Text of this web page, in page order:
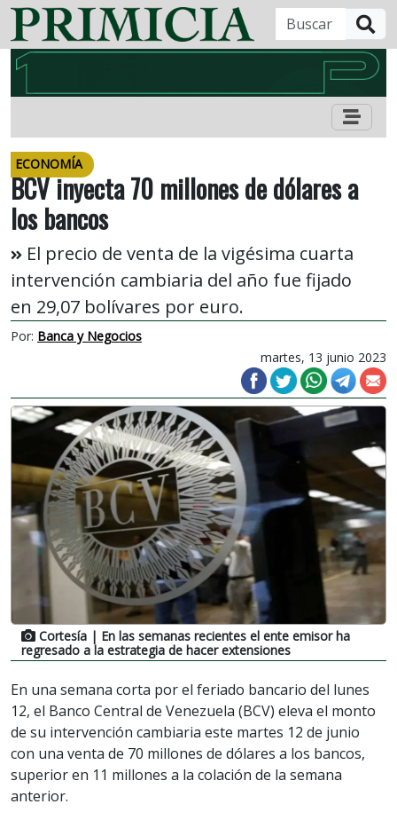
ECONOMÍA
BCV inyecta 70 millones de dólares a
los bancos
El precio de venta de la vigésima cuarta
intervención cambiaria del año fue fijado
en 29,07 bolívares por euro.
Por: Banca y Negocios
martes, 13 junio 2023
Cortesía | En las semanas recientes el ente emisor ha
regresado a la estrategia de hacer extensiones
En una semana corta por el feriado bancario del lunes
12, el Banco Central de Venezuela (BCV) eleva el monto
de su intervención cambiaria este martes 12 de junio
con una venta de 70 millones de dólares a los bancos,
superior en 11 millones a la colación de la semana
anterior.